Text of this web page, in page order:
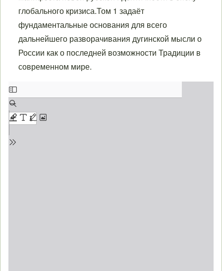
глобального кризиса.Том 1 задаёт
фундаментальные основания для всего
дальнейшего разворачивания дугинской мысли о
России как о последней возможности Традиции в
современном мире.